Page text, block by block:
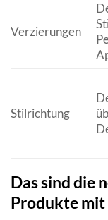
Verzierungen
Stilrichtung
Das sind die
Produkte